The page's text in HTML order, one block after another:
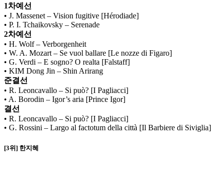
1차예선
• J. Massenet – Vision fugitive [Hérodiade]
• P. I. Tchaikovsky – Serenade
2차예선
• H. Wolf – Verborgenheit
• W. A. Mozart – Se vuol ballare [Le nozze di Figaro]
• G. Verdi – E sogno? O realta [Falstaff]
• KIM Dong Jin – Shin Arirang
준결선
• R. Leoncavallo – Si può? [I Pagliacci]
• A. Borodin – Igor’s aria [Prince Igor]
결선
• R. Leoncavallo – Si può? [I Pagliacci]
• G. Rossini – Largo al factotum della città [Il Barbiere di Siviglia]
[3위] 한지혜